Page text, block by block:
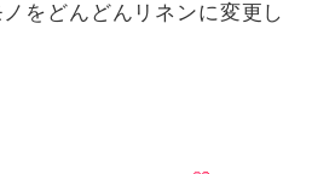
をどんどんリネンに変更し